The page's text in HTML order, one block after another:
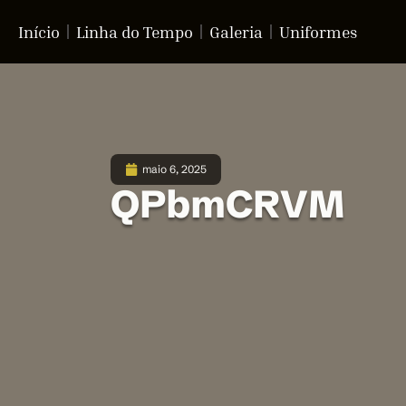
Início Linha do Tempo Galeria Uniformes
maio 6, 2025
QPbmCRVM